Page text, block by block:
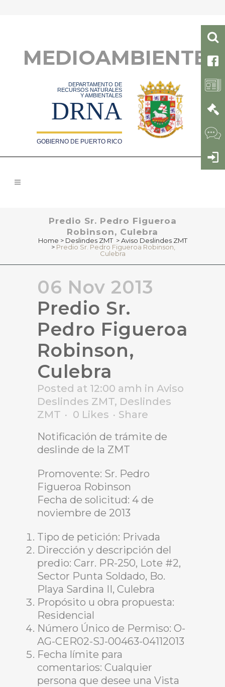
MEDIOAMBIENTE
DEPARTAMENTO DE
RECURSOS NATURALES
Y AMBIENTALES
DRNA
GOBIERNO DE PUERTO RICO
Predio Sr. Pedro Figueroa
Robinson, Culebra
Home > Deslindes ZMT >Aviso Deslindes ZMT
> Predio Sr. Pedro Figueroa Robinson,
Culebra
06 Nov 2013
Predio Sr.
Pedro Figueroa
Robinson,
Culebra
Posted at 12:00 amh in Aviso
Deslindes ZMT, Deslindes
ZMT
0 Likes
Share
Notificación de trámite de
deslinde de la ZMT
Promovente: Sr. Pedro
Figueroa Robinson
Fecha de solicitud: 4 de
noviembre de 2013
Tipo de petición: Privada
Dirección y descripción del
predio: Carr. PR-250, Lote #2,
Sector Punta Soldado, Bo.
Playa Sardina II, Culebra
Propósito u obra propuesta:
Residencial
Número Único de Permiso: O-
AG-CER02-SJ-00463-04112013
Fecha límite para
comentarios: Cualquier
persona que desee una Vista